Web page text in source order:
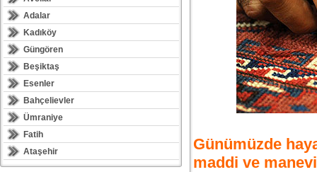
Adalar
Kadıköy
Güngören
Beşiktaş
Esenler
Bahçelievler
Ümraniye
Fatih
Ataşehir
Günümüzde
maddi ve